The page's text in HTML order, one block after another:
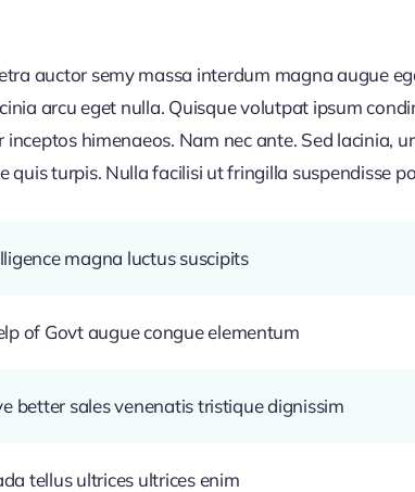
auctor semy massa interdum magna augue
arcu eget nulla. Quisque volutpat ipsum
himenaeos. Nam nec ante. Sed lacinia,
quis turpis. Nulla facilisi ut fringilla suspendisse
magna luctus suscipits
of Govt augue congue elementum
better sales venenatis tristique dignissim
tellus ultrices ultrices enim